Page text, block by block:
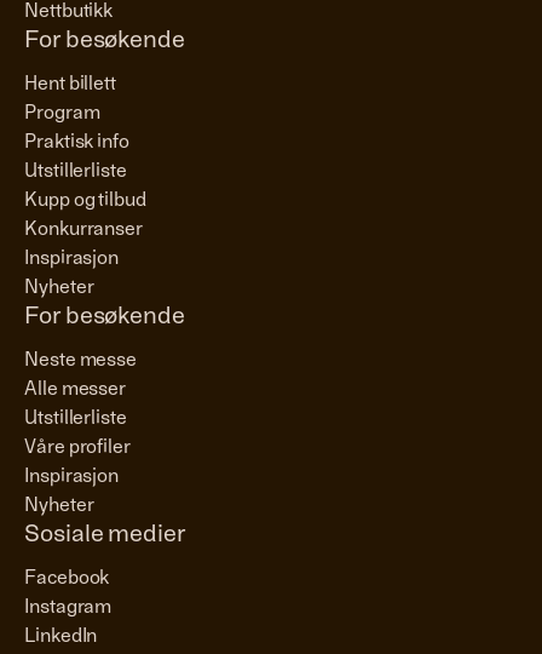
Nettbutikk
For besøkende
Hent billett
Program
Praktisk info
Utstillerliste
Kupp og tilbud
Konkurranser
Inspirasjon
Nyheter
For besøkende
Neste messe
Alle messer
Utstillerliste
Våre profiler
Inspirasjon
Nyheter
Sosiale medier
Facebook
Instagram
LinkedIn